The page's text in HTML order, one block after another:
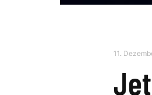
11.